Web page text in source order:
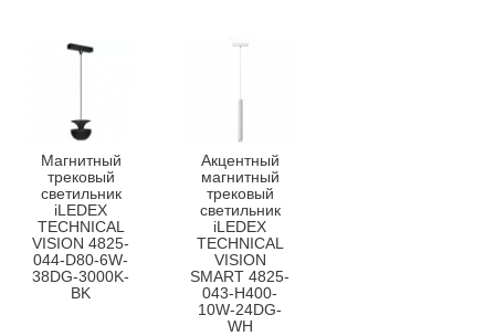
Магнитный
трековый
светильник
iLEDEX
TECHNICAL
VISION 4825-
044-D80-6W-
38DG-3000K-
BK
Акцентный
магнитный
трековый
светильник
iLEDEX
TECHNICAL
VISION
SMART 4825-
043-H400-
10W-24DG-
WH